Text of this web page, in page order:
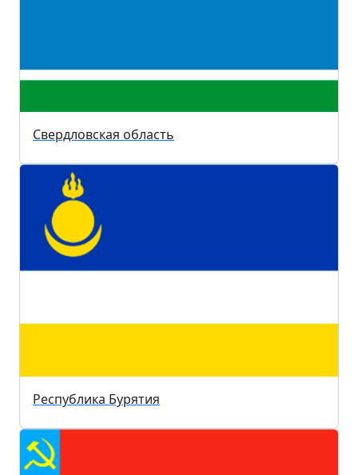
Свердловская область
Республика Бурятия